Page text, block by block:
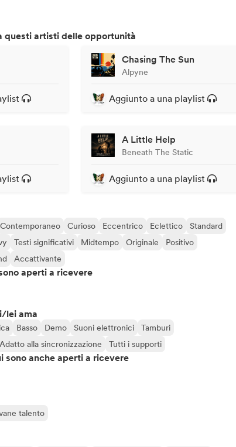
questi artisti delle opportunità
Chasing The Sun
Alpyne
Aggiunto a una playlist
A Little Help
Beneath The Static
Aggiunto a una playlist
Contemporaneo Curioso Eccentrico Eclettico
Standard
Testi significativi Midtempo Originale
Positivo
Accattivante
aperti a ricevere
lei ama
Basso Demo Suoni elettronici
Tamburi
Adatto alla sincronizzazione Tutti i supporti
anche aperti a ricevere
talento